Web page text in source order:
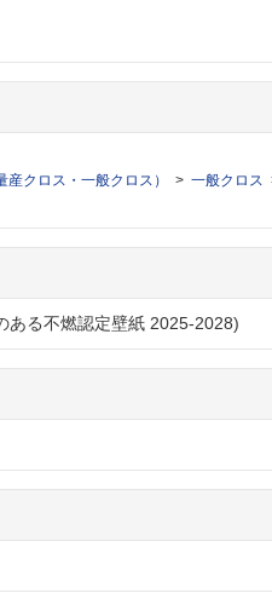
産クロス・一般クロス） 一般クロス
ある不燃認定壁紙 2025-2028)